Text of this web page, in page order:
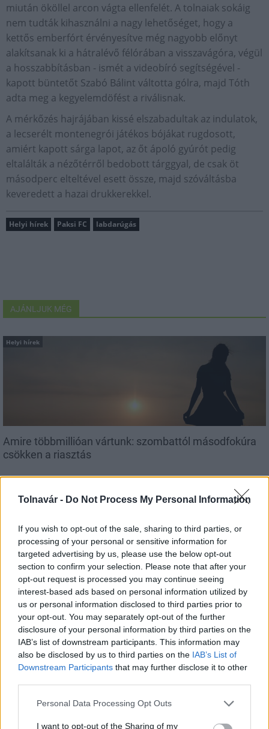
Tolnavár - Do Not Process My Personal Information
If you wish to opt-out of the sale, sharing to third parties, or
processing of your personal or sensitive information for
targeted advertising by us, please use the below opt-out
section to confirm your selection. Please note that after your
opt-out request is processed you may continue seeing
interest-based ads based on personal information utilized by
us or personal information disclosed to third parties prior to
your opt-out. You may separately opt-out of the further
disclosure of your personal information by third parties on the
IAB’s list of downstream participants. This information may
also be disclosed by us to third parties on the IAB’s List of
Downstream Participants that may further disclose it to other
Please note that this website/app uses one or more Google
not limited to your visit or usage behaviour. You may click to
Personal Data Processing Opt Outs
I want to opt-out of the Sharing of my
miután ököllel arcon vágta ellenfelét. A tolnaiak sokáig
nem tudták kihasználni a nagy lehetőséget, hogy a
kettős emberfórt érvényesítve még nagyobb előnyt
alakítsanak ki a hátralévő félórában a visszavágóra, végül
a hosszabbításban - ismét a videobíró segítségével -
kapott büntetőt Szabó Bálint váltotta gólra, majd Tóth
adta meg a kegyelemdöfést a riválisnak.
A mérkőzés hajrájában kissé elszabadultak az indulatok,
a lecserélt montenegrói játékos bójákat rugdosott,
amiért kapott sárga lapot, az őt ápoló gyúrót pedig
eltalálták a nézőtérről bedobott tárggyal, de csak öt
másodperc elteltével esett össze, majd szóváltásba
keveredett a hazai drukkerekkel.
Helyi hírek Paksi FC labdarúgás
AJÁNLJUK MÉG
Helyi hírek
Amire többmillióan vártunk: szombattól másodfokúra
csökken a riasztás
Helyi hírek
A hőségben is védik a növényzetet Pakson
Helyi hírek